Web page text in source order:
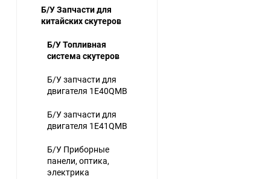
Б/У Запчасти для
китайских скутеров
Б/У Топливная
система скутеров
Б/У запчасти для
двигателя 1E40QMB
Б/У запчасти для
двигателя 1E41QMB
Б/У Приборные
панели, оптика,
электрика